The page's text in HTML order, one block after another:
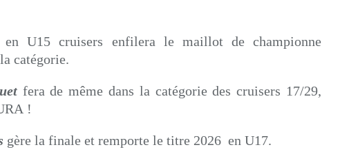
en U15 cruisers enfilera le maillot de championne
catégorie.
fera de même dans la catégorie des cruisers 17/29,
!
gère la finale et remporte le titre 2026 en U17.